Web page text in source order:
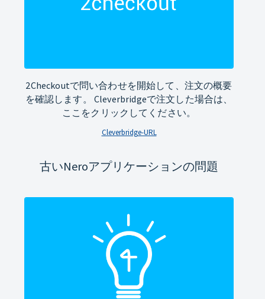
2Checkoutで問い合わせを開始して、注文の概要
を確認します。 Cleverbridgeで注文した場合は、
ここをクリックしてください。
Cleverbridge-URL
古いNeroアプリケーションの問題